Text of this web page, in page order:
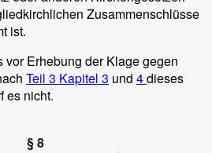
Zusammenschlüsse
ist.
vor Erhebung der Klage gegen
Teil 3 Kapitel 3 und 4dieses
es nicht.
§ 8